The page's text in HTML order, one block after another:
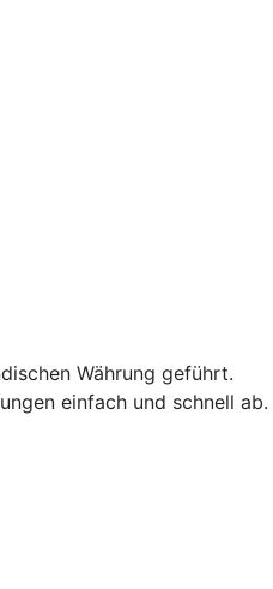
Währung geführt.
einfach und schnell ab.